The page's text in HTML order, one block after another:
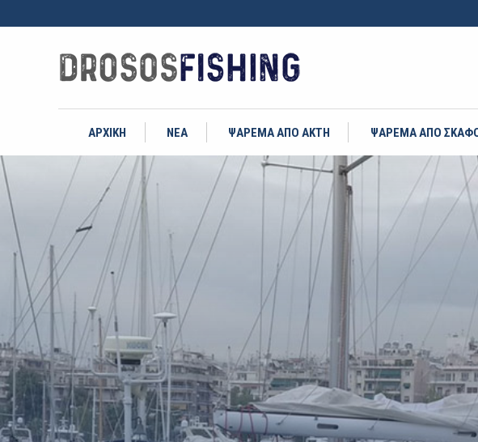
ΑΡΧΙΚΗ ΝΕΑ ΨΑΡΕΜΑ ΑΠΟ ΑΚΤΗ ΨΑΡΕΜΑ ΑΠΟ